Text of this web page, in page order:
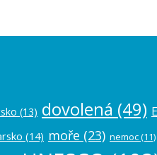
(13) dovolená (49)
(14) moře (23) nemoc(11)